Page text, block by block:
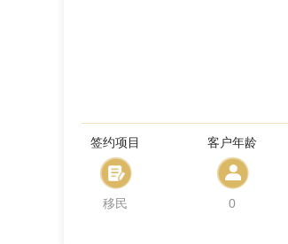
签约项目
移民
客户年龄
0